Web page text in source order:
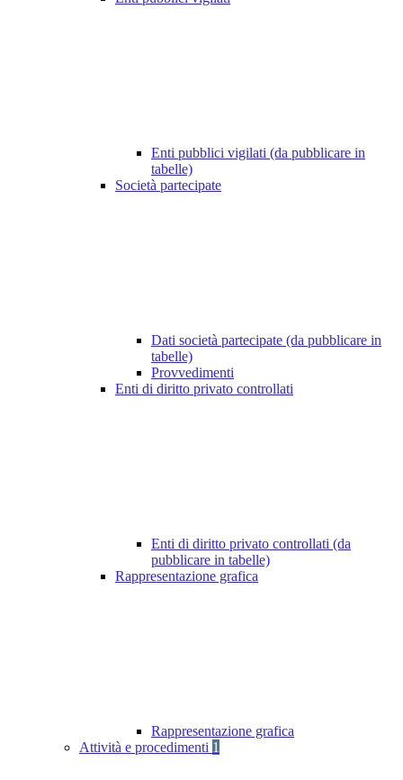
Enti pubblici vigilati (da pubblicare in
tabelle)
Società partecipate
Dati società partecipate (da pubblicare in
tabelle)
Provvedimenti
Enti di diritto privato controllati
Enti di diritto privato controllati (da
pubblicare in tabelle)
Rappresentazione grafica
Rappresentazione grafica
Attività e procedimenti 1